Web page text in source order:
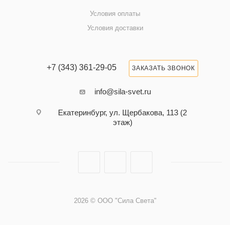
Условия оплаты
Условия доставки
+7 (343) 361-29-05 ЗАКАЗАТЬ ЗВОНОК
info@sila-svet.ru
Екатеринбург, ул. Щербакова, 113 (2
этаж)
2026 © ООО "Сила Света"